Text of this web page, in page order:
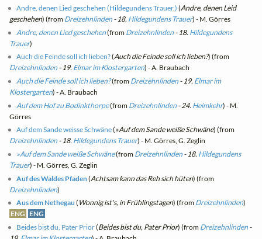
Andre, denen Lied geschehen (Hildegundens Trauer.) (Andre, denen Leid
geschehen) (from Dreizehnlinden - 18. Hildegundens Trauer) - M. Görres
Andre, denen Lied geschehen(from Dreizehnlinden - 18. Hildegundens
Trauer)
Auch die Feinde soll ich lieben?(Auch die Feinde soll ich lieben?) (from
Dreizehnlinden - 19. Elmar im Klostergarten) - A. Braubach
Auch die Feinde soll ich lieben?(from Dreizehnlinden - 19. Elmar im
Klostergarten) - A. Braubach
Auf dem Hof zu Bodinkthorpe(from Dreizehnlinden - 24. Heimkehr) - M.
Görres
Auf dem Sande weisse Schwäne(»Auf dem Sande weiße Schwäne) (from
Dreizehnlinden - 18. Hildegundens Trauer) - M. Görres, G. Zeglin
»Auf dem Sande weiße Schwäne(from Dreizehnlinden - 18. Hildegundens
Trauer) - M. Görres, G. Zeglin
Auf des Waldes Pfaden(Achtsam kann das Reh sich hüten) (from
Dreizehnlinden)
Aus dem Nethegau ( Wonnig ist's, in Frühlingstagen) (from Dreizehnlinden)
ENG ENG
Beides bist du, Pater Prior(Beides bist du, Pater Prior) (from Dreizehnlinden -